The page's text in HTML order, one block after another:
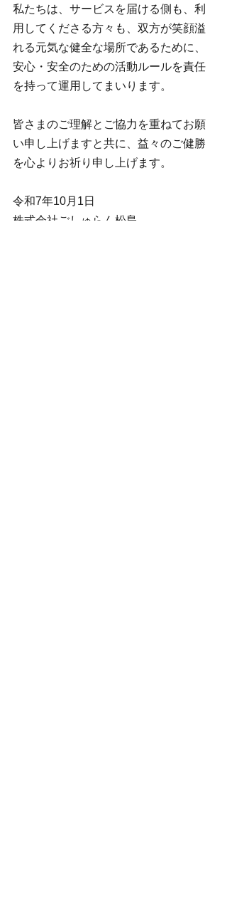
私たちは、サービスを届ける側も、利
用してくださる方々も、双方が笑顔溢
れる元気な健全な場所であるために、
安心・安全のための活動ルールを責任
を持って運用してまいります。
皆さまのご理解とご協力を重ねてお願
い申し上げますと共に、益々のご健勝
を心よりお祈り申し上げます。
令和7年10月1日
株式会社ごしゅらん松島